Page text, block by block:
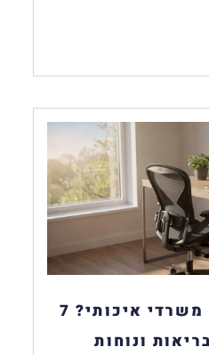
איך בוחרים כיסא משרדי איכותי? 7
ונוחות